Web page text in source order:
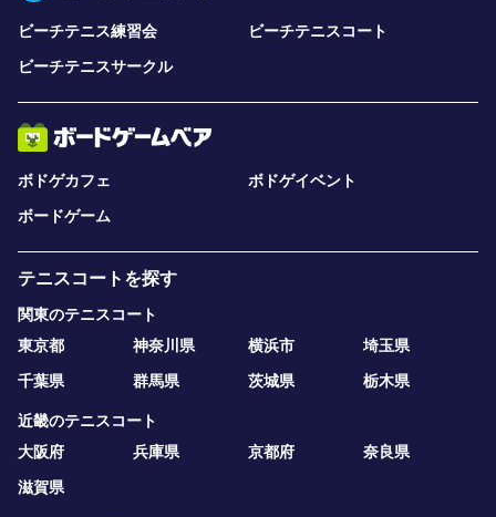
ビーチテニス練習会
ビーチテニスコート
ビーチテニスサークル
ボドゲカフェ
ボドゲイベント
ボードゲーム
テニスコートを探す
関東のテニスコート
東京都
神奈川県 横浜市
埼玉県
千葉県
群馬県 茨城県 栃木県
近畿のテニスコート
大阪府
兵庫県 京都府
奈良県
滋賀県